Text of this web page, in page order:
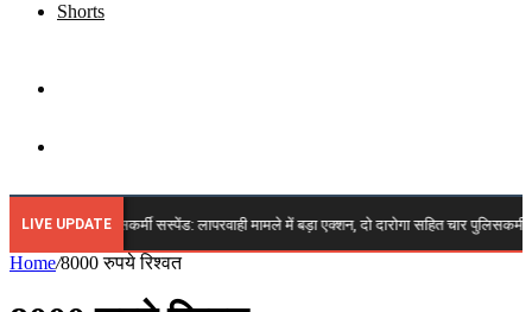
Shorts
for
LIVE UPDATE
झारखंड चार पुलिसकर्मी सस्पेंड: लापरवाही मामले में बड़ा एक्शन, दो दारोगा सहित चार पुलिसकर्मी
Home/8000 रुपये रिश्वत